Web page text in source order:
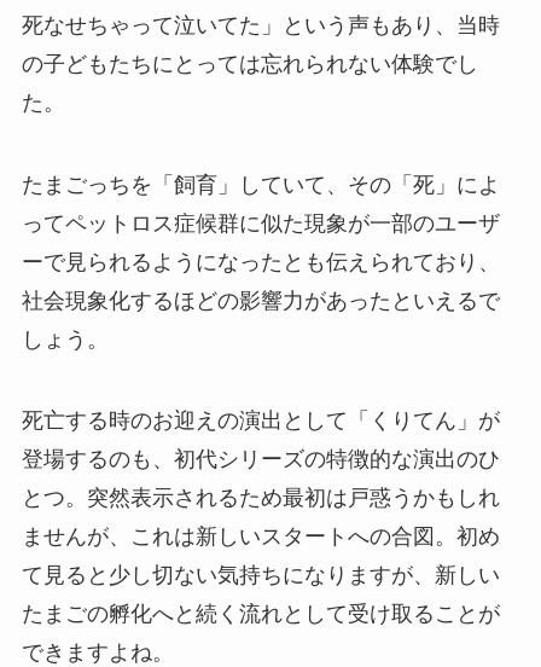
死なせちゃって泣いてた」という声もあり、当時
の子どもたちにとっては忘れられない体験でし
た。
たまごっちを「飼育」していて、その「死」によ
ってペットロス症候群に似た現象が一部のユーザ
ーで見られるようになったとも伝えられており、
社会現象化するほどの影響力があったといえるで
しょう。
死亡する時のお迎えの演出として「くりてん」が
登場するのも、初代シリーズの特徴的な演出のひ
とつ。突然表示されるため最初は戸惑うかもしれ
ませんが、これは新しいスタートへの合図。初め
て見ると少し切ない気持ちになりますが、新しい
たまごの孵化へと続く流れとして受け取ることが
できますよね。